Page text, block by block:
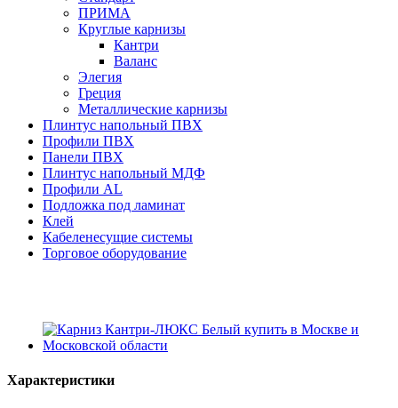
ПРИМА
Круглые карнизы
Кантри
Валанс
Элегия
Греция
Металлические карнизы
Плинтус напольный ПВХ
Профили ПВХ
Панели ПВХ
Плинтус напольный МДФ
Профили AL
Подложка под ламинат
Клей
Кабеленесущие системы
Торговое оборудование
Характеристики